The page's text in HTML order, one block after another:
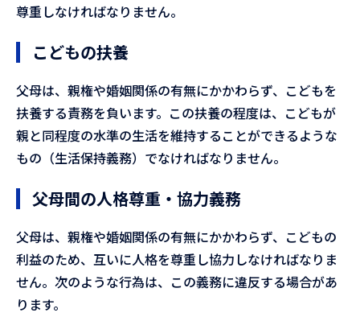
尊重しなければなりません。
こどもの扶養
父母は、親権や婚姻関係の有無にかかわらず、こどもを
扶養する責務を負います。この扶養の程度は、こどもが
親と同程度の水準の生活を維持することができるような
もの（生活保持義務）でなければなりません。
父母間の人格尊重・協力義務
父母は、親権や婚姻関係の有無にかかわらず、こどもの
利益のため、互いに人格を尊重し協力しなければなりま
せん。次のような行為は、この義務に違反する場合があ
ります。